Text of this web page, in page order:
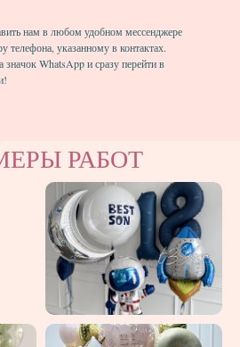
нам в любом удобном мессенджере
телефона, указанному в контактах.
WhatsApp и сразу перейти в
РАБОТ